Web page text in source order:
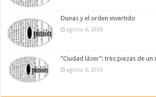
Dunas y el orden invertido
agosto 6, 2026
“Ciudad láser”: tres piezas de
agosto 6, 2026